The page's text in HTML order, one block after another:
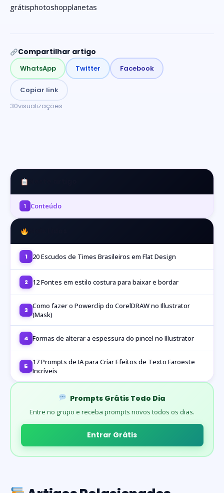
grátisphotoshopplanetas
Compartilhar artigo
WhatsApp Twitter Facebook
Copiar link
30visualizações
1 Conteúdo
1 20 Escudos de Times Brasileiros em Flat Design
2 12 Fontes em estilo costura para baixar e bordar
3 Como fazer o Powerclip do CorelDRAW no Illustrator
(Mask)
4 Formas de alterar a espessura do pincel no Illustrator
5
17 Prompts de IA para Criar Efeitos de Texto Faroeste
Incríveis
Prompts Grátis Todo Dia
Entre no grupo e receba prompts novos todos os dias.
Entrar Grátis